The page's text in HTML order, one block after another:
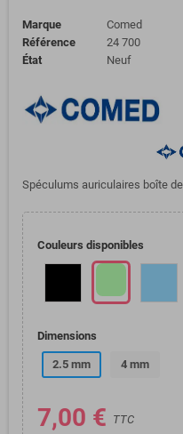
Marque
Comed
Référence
24 700
État
Neuf
Spéculums auriculaires boîte
Couleurs disponibles
Dimensions
2.5 mm 4 mm
7,00 € TTC